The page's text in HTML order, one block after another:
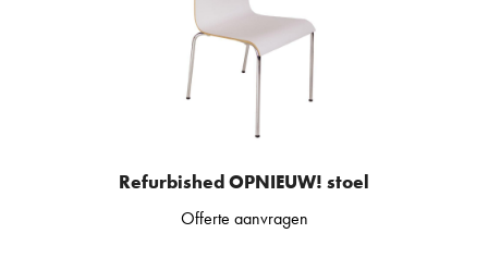
Refurbished OPNIEUW! stoel
Offerte aanvragen